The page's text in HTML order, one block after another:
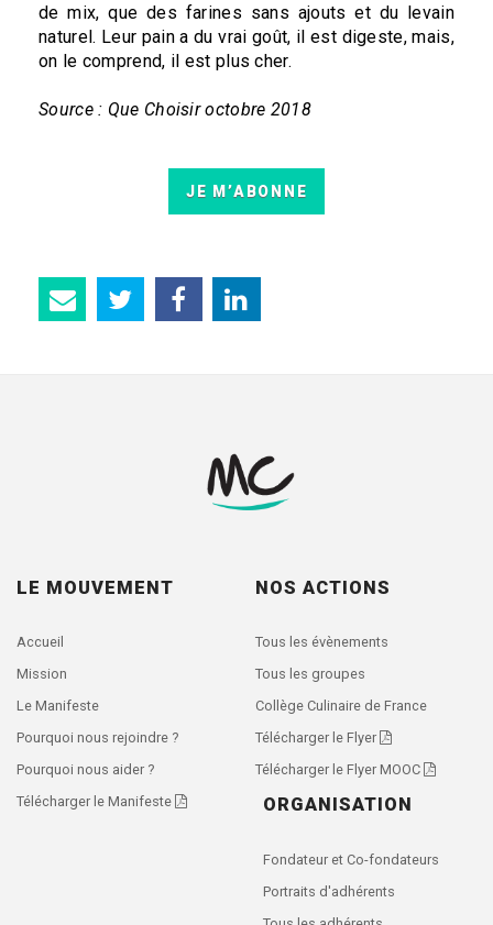
de mix, que des farines sans ajouts et du levain
naturel. Leur pain a du vrai goût, il est digeste, mais,
on le comprend, il est plus cher.
Source : Que Choisir octobre 2018
JE M’ABONNE
LE MOUVEMENT
Accueil
Mission
Le Manifeste
Pourquoi nous rejoindre ?
Pourquoi nous aider ?
Télécharger le Manifeste
NOS ACTIONS
Tous les évènements
Tous les groupes
Collège Culinaire de France
Télécharger le Flyer
Télécharger le Flyer MOOC
ORGANISATION
Fondateur et Co-fondateurs
Portraits d'adhérents